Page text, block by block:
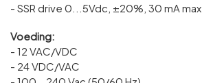
- SSR drive 0...5Vdc, ±20%, 30 mA max
Voeding:
- 12 VAC/VDC
- 24 VDC/VAC